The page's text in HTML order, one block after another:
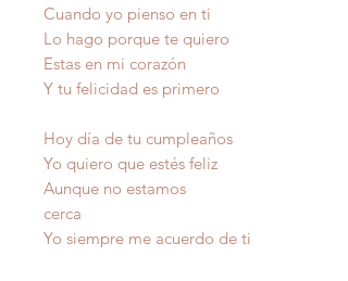
Cuando yo pienso en ti
Lo hago porque te quiero
Estas en mi corazón
Y tu felicidad es primero
Hoy día de tu cumpleaños
Yo quiero que estés feliz
Aunque no estamos
cerca
Yo siempre me acuerdo de ti